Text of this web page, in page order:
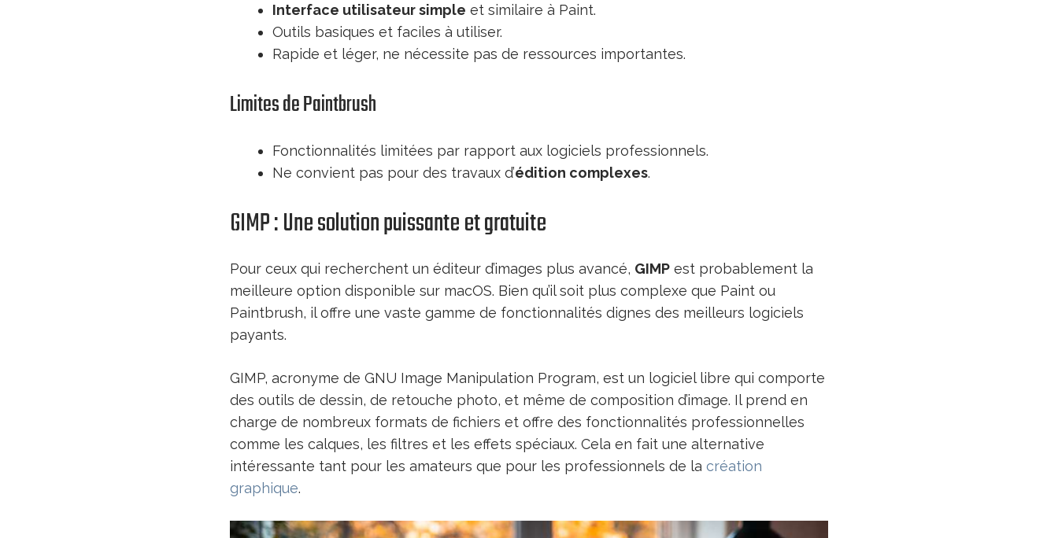
Interface utilisateur simple et similaire à Paint.
Outils basiques et faciles à utiliser.
Rapide et léger, ne nécessite pas de ressources importantes.
Limites de Paintbrush
Fonctionnalités limitées par rapport aux logiciels professionnels.
Ne convient pas pour des travaux d’édition complexes.
GIMP : Une solution puissante et gratuite
Pour ceux qui recherchent un éditeur d’images plus avancé, GIMP est probablement la
meilleure option disponible sur macOS. Bien qu’il soit plus complexe que Paint ou
Paintbrush, il offre une vaste gamme de fonctionnalités dignes des meilleurs logiciels
payants.
GIMP, acronyme de GNU Image Manipulation Program, est un logiciel libre qui comporte
des outils de dessin, de retouche photo, et même de composition d’image. Il prend en
charge de nombreux formats de fichiers et offre des fonctionnalités professionnelles
comme les calques, les filtres et les effets spéciaux. Cela en fait une alternative
intéressante tant pour les amateurs que pour les professionnels de la création
graphique.